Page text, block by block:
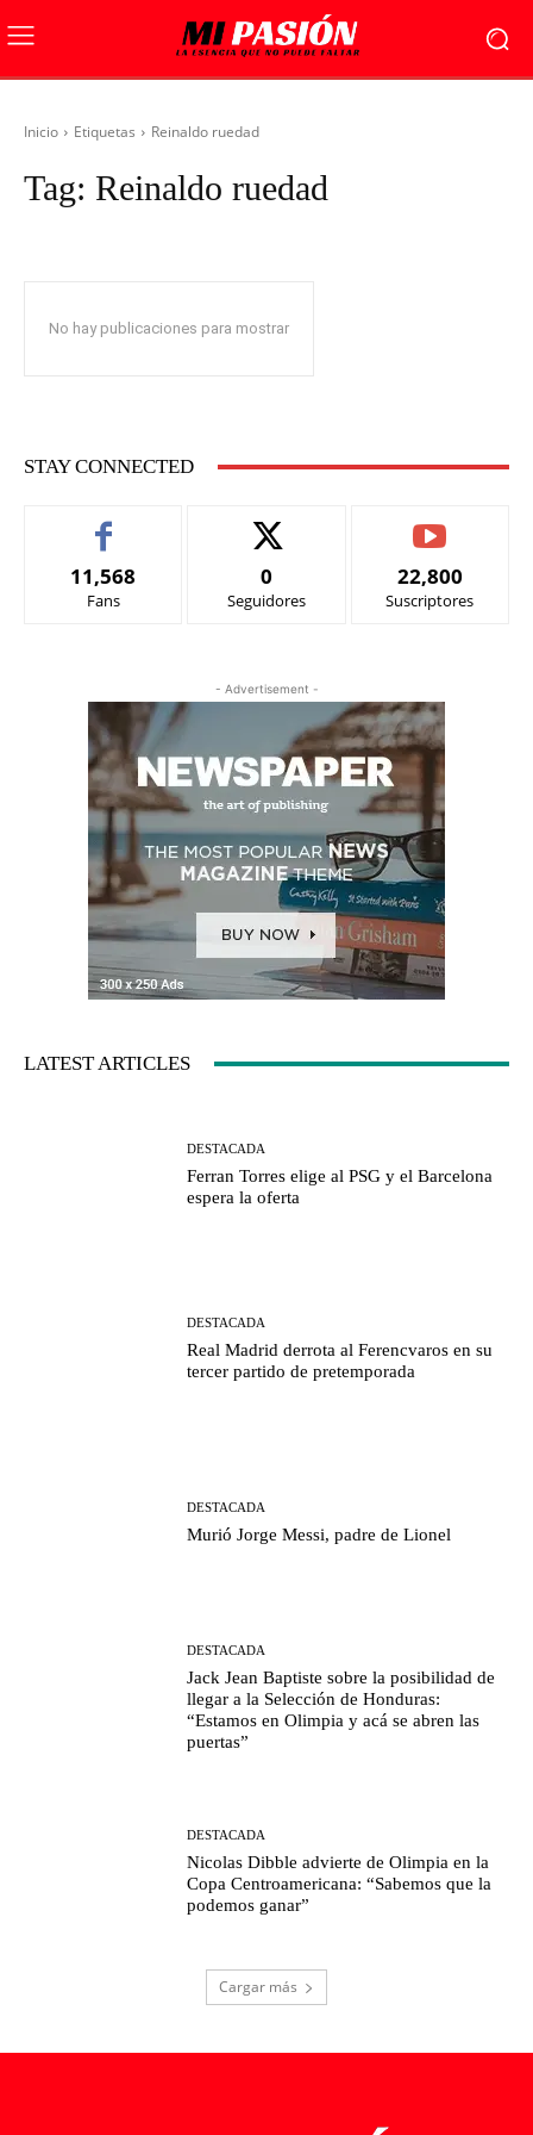
Inicio Etiquetas Reinaldo ruedad
Tag: Reinaldo ruedad
No hay publicaciones para mostrar
STAY CONNECTED
11,568
Fans
0
Seguidores
22,800
Suscriptores
- Advertisement -
LATEST ARTICLES
DESTACADA
Ferran Torres elige al PSG y el Barcelona
espera la oferta
DESTACADA
Real Madrid derrota al Ferencvaros en su
tercer partido de pretemporada
DESTACADA
Murió Jorge Messi, padre de Lionel
DESTACADA
Jack Jean Baptiste sobre la posibilidad de
llegar a la Selección de Honduras:
“Estamos en Olimpia y acá se abren las
puertas”
DESTACADA
Nicolas Dibble advierte de Olimpia en la
Copa Centroamericana: “Sabemos que la
podemos ganar”
Cargar más